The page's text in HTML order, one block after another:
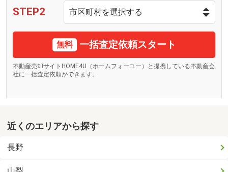
STEP2
無料 一括査定依頼スタート
不動産売却サイトHOME4U（ホームフォーユー）と提携している不動産会
社に一括査定依頼ができます。
近くのエリアから探す
長野